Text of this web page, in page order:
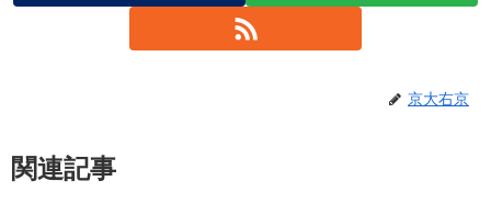
京大右京
関連記事